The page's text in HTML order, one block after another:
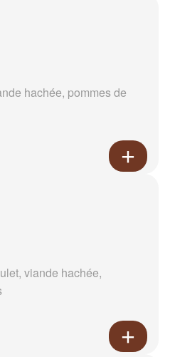
hachée, pommes de
viande hachée,